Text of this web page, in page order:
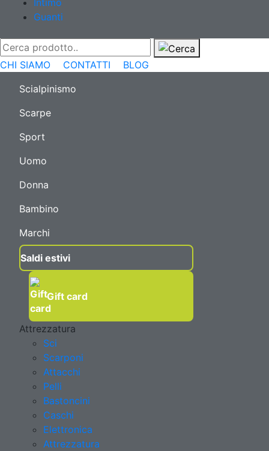
Intimo
Guanti
CHI SIAMO CONTATTI
BLOG
Scialpinismo
Scarpe
Sport
Uomo
Donna
Bambino
Marchi
Saldi estivi
Gift card
Attrezzatura
Sci
Scarponi
Attacchi
Pelli
Bastoncini
Caschi
Elettronica
Attrezzatura